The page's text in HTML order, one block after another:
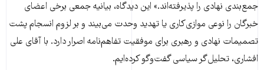
جمع‌بندی نهادی را پذیرفته‌اند.» این دیدگاه، بیانیه جمعی برخی اعضای
خبرگان را نوعی موازی‌کاری یا تهدید وحدت می‌بیند و بر لزوم انسجام پشت
تصمیمات نهادی و رهبری برای موفقیت تفاهم‌نامه اصرار دارد. با آقای علی
افشاری، تحلیل‌گر سیاسی گفت‌وگو کرده‌ایم.